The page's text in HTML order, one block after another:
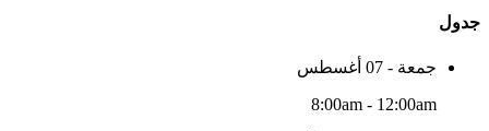
جدول
جمعة - 07 أغسطس
8:00am - 12:00am